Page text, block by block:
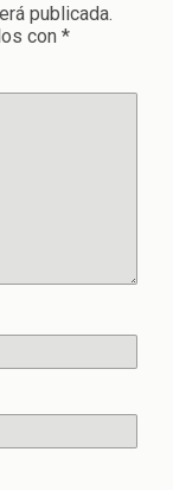
publicada.
con *